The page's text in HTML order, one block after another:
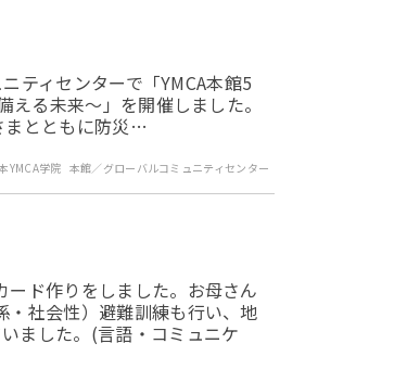
ティセンターで「YMCA本館5
る未来～」を開催しました。
まとともに防災…
YMCA学院 本館／グローバルコミュニティセンター
ド作りをしました。お母さん
社会性）避難訓練も行い、地
ました。(言語・コミュニケ